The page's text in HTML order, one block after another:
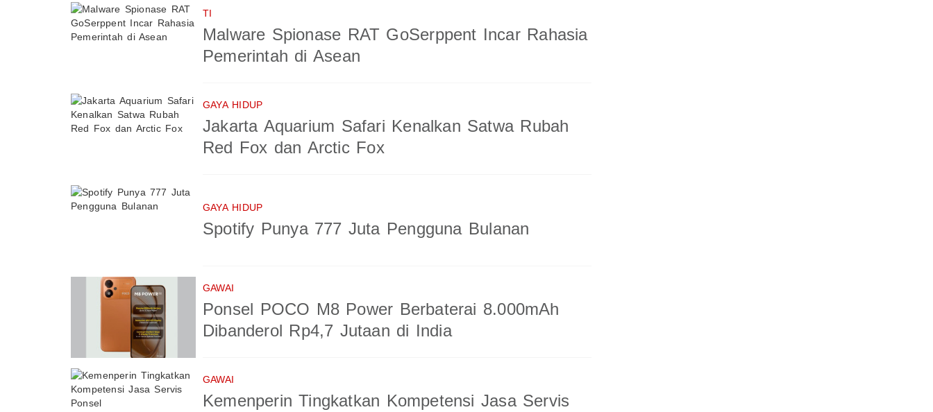
TI
Malware Spionase RAT GoSerppent Incar Rahasia
Pemerintah di Asean
GAYA HIDUP
Jakarta Aquarium Safari Kenalkan Satwa Rubah
Red Fox dan Arctic Fox
GAYA HIDUP
Spotify Punya 777 Juta Pengguna Bulanan
GAWAI
Ponsel POCO M8 Power Berbaterai 8.000mAh
Dibanderol Rp4,7 Jutaan di India
GAWAI
Kemenperin Tingkatkan Kompetensi Jasa Servis